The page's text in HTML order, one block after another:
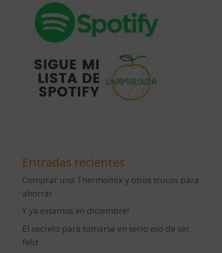
Entradas recientes
Comprar una Thermomix y otros trucos para
ahorrar
Y ya estamos en diciembre!
El secreto para tomarse en serio eso de ser
feliz